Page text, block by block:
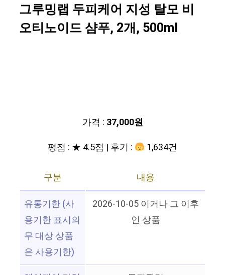
그루밍랩 두피케어 지성 탈모 비
오티노이드 샴푸, 2개, 500ml
가격 : 37,000원
평점 : ★ 4.5점 | 후기 :
1,634건
구분
내용
유통기한 (사
용기한 표시의
무 대상 상품
은 사용기한)
2026-10-05 이거나 그 이후
인 상품